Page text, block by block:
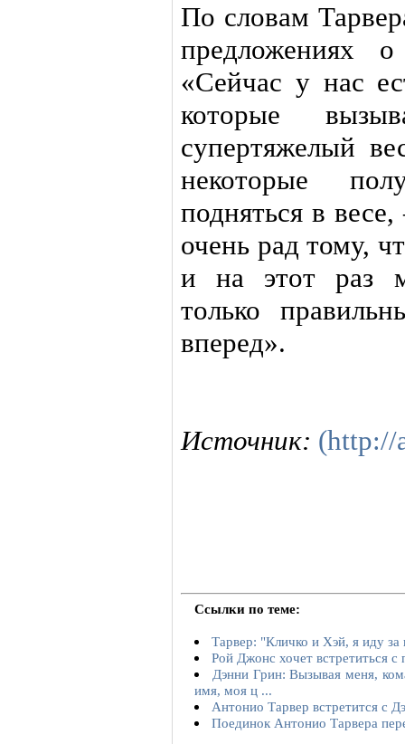
По словам
предложениях
«Сейчас у нас
которые
супертяжелый
некоторые
подняться в
очень рад тому,
и на этот раз
только
вперед».
Источник: (http://
Ссылки по теме:
Тарвер: "Кличко и Хэй, я иду за
Рой Джонс хочет встретиться
Дэнни Грин: Вызывая меня,
имя, моя ц ...
Антонио Тарвер встретится с
Поединок Антонио Тарвера